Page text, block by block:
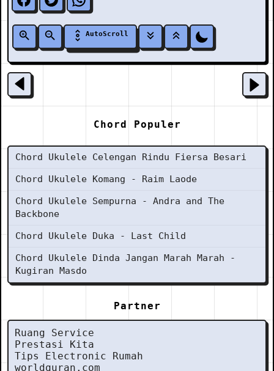
AutoScroll
Chord Populer
Chord Ukulele Celengan Rindu Fiersa Besari
Chord Ukulele Komang - Raim Laode
Chord Ukulele Sempurna - Andra and The
Backbone
Chord Ukulele Duka - Last Child
Chord Ukulele Dinda Jangan Marah Marah -
Kugiran Masdo
Partner
Ruang Service
Prestasi Kita
Tips Electronic Rumah
worldquran.com